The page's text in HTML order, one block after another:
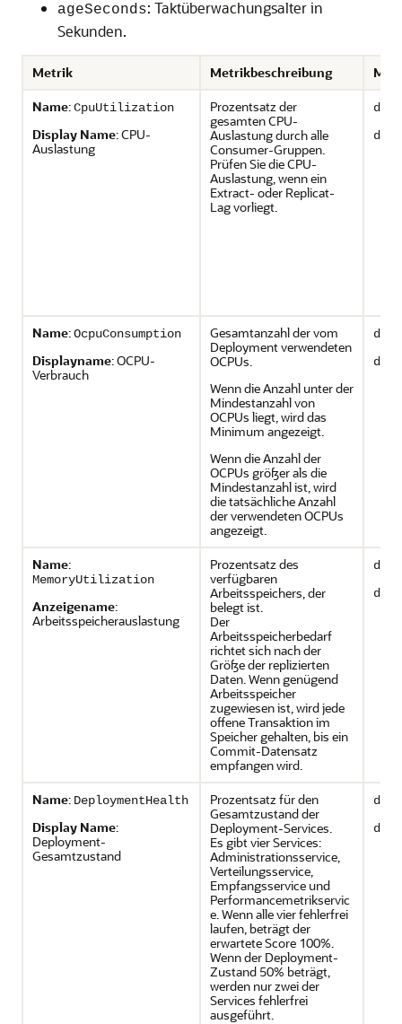
ageSeconds: Taktüberwachungsalter in
Sekunden.
Metrik Metrikbeschreibung
Name:CpuUtilization
Display Name: CPU-
Auslastung
Prozentsatz der
gesamten CPU-
Auslastung durch alle
Consumer-Gruppen.
Prüfen Sie die CPU-
Auslastung, wenn ein
Extract- oder Replicat-
Lag vorliegt.
Name:OcpuConsumption
Displayname: OCPU-
Verbrauch
Gesamtanzahl der vom
Deployment verwendeten
OCPUs.
Wenn die Anzahl unter der
Mindestanzahl von
OCPUs liegt, wird das
Minimum angezeigt.
Wenn die Anzahl der
OCPUs größer als die
Mindestanzahl ist, wird
die tatsächliche Anzahl
der verwendeten OCPUs
angezeigt.
Name:
MemoryUtilization
Anzeigename:
Arbeitsspeicherauslastung
Prozentsatz des
verfügbaren
Arbeitsspeichers, der
belegt ist.
Der
Arbeitsspeicherbedarf
richtet sich nach der
Größe der replizierten
Daten. Wenn genügend
Arbeitsspeicher
zugewiesen ist, wird jede
offene Transaktion im
Speicher gehalten, bis ein
Commit-Datensatz
empfangen wird.
Name: DeploymentHealth
Display Name:
Deployment-
Gesamtzustand
Prozentsatz für den
Gesamtzustand der
Deployment-Services.
Es gibt vier Services:
Administrationsservice,
Verteilungsservice,
Empfangsservice und
Performancemetrikservic
e. Wenn alle vier fehlerfrei
laufen, beträgt der
erwartete Score 100%.
Wenn der Deployment-
Zustand 50% beträgt,
werden nur zwei der
Services fehlerfrei
ausgeführt.